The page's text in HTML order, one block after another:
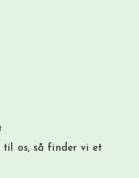
til os, så finder vi et